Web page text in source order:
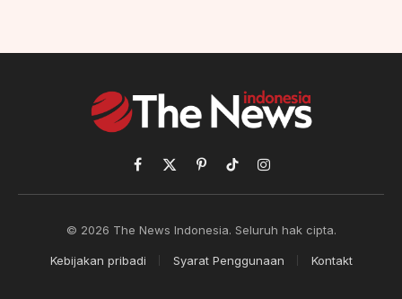
Facebook
X
(Twitter)
PinterestTikTokInstagram
© 2026 The News Indonesia. Seluruh hak cipta.
Kebijakan pribadi Syarat Penggunaan Kontakt